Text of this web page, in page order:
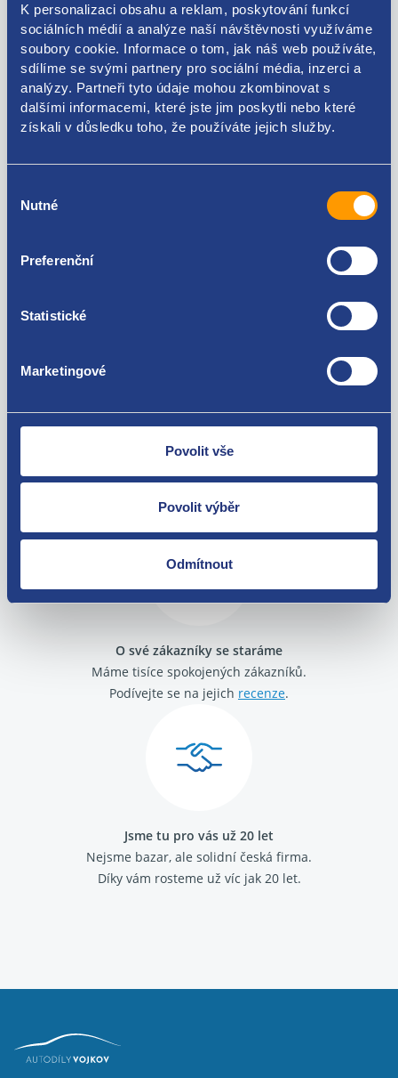
K personalizaci obsahu a reklam, poskytování funkcí
sociálních médií a analýze naší návštěvnosti využíváme
soubory cookie. Informace o tom, jak náš web používáte,
sdílíme se svými partnery pro sociální média, inzerci a
analýzy. Partneři tyto údaje mohou zkombinovat s
dalšími informacemi, které jste jim poskytli nebo které
získali v důsledku toho, že používáte jejich služby.
souhlasu
Nutné
Preferenční
Statistické
Marketingové
Povolit vše
Povolit výběr
Odmítnout
Kódy produktu
Opel Meriva (B) 2010 - 2017
Zboží můžete vrátit do 60 dnů od
zakoupení. Nebo vám pošleme náhradu.
O své zákazníky se staráme
Máme tisíce spokojených zákazníků.
Podívejte se na jejich recenze.
Jsme tu pro vás už 20 let
Nejsme bazar, ale solidní česká firma.
Díky vám rosteme už víc jak 20 let.